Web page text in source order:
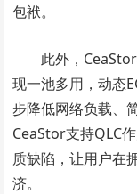
包袱。
此外，
现一池多用，动态
步降低网络负载、
CeaStor支持QLC
质缺陷，让用户在
济。